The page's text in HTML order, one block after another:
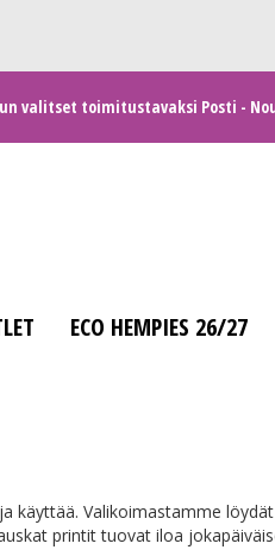
valitset toimitustavaksi Posti -
ECO HEMPIES 26/27
Valikoimastamme
printit tuovat iloa